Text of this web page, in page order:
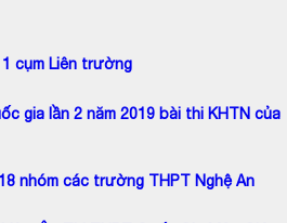
cụm Liên trường
gia lần 2 năm 2019 bài thi KHTN của
nhóm các trường THPT Nghệ An